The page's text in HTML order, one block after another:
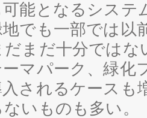
能となるシステ
でも一部では以
まだ十分ではな
マパーク、緑化
されるケースも
いものも多い。